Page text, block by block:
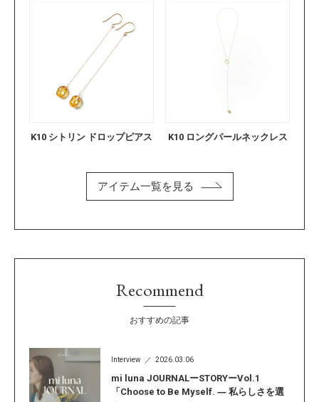
K10 シトリン ドロップピアス K10 ロングパールネックレス
アイテム一覧を見る
Recommend
おすすめの記事
Interview 2026.03.06
mi luna JOURNALーSTORYーVol.1
「Choose to Be Myself. ― 私らしさを選